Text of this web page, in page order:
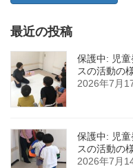
最近の投稿
保護中: 児
スの活動の
2026年7月
保護中: 児
スの活動の
2026年7月